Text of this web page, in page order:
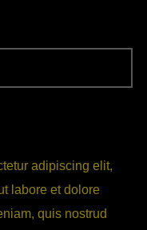
adipiscing elit,
labore et dolore
quis nostrud